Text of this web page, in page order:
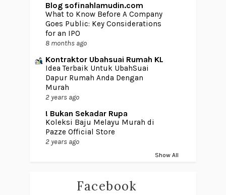
Blog sofinahlamudin.com
What to Know Before A Company
Goes Public: Key Considerations
for an IPO
8 months ago
Kontraktor Ubahsuai Rumah KL
Idea Terbaik Untuk UbahSuai
Dapur Rumah Anda Dengan
Murah
2 years ago
! Bukan Sekadar Rupa
Koleksi Baju Melayu Murah di
Pazze Official Store
2 years ago
Show All
Facebook